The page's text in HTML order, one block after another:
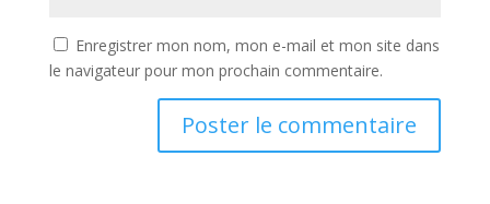
Enregistrer mon nom, mon e-mail et mon site dans
le navigateur pour mon prochain commentaire.